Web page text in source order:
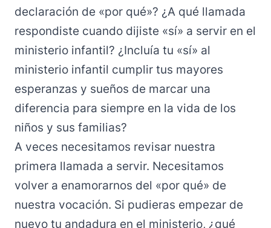
declaración de «por qué»? ¿A qué llamada
respondiste cuando dijiste «sí» a servir en el
ministerio infantil? ¿Incluía tu «sí» al
ministerio infantil cumplir tus mayores
esperanzas y sueños de marcar una
diferencia para siempre en la vida de los
niños y sus familias?
A veces necesitamos revisar nuestra
primera llamada a servir. Necesitamos
volver a enamorarnos del «por qué» de
nuestra vocación. Si pudieras empezar de
nuevo tu andadura en el ministerio, ¿qué